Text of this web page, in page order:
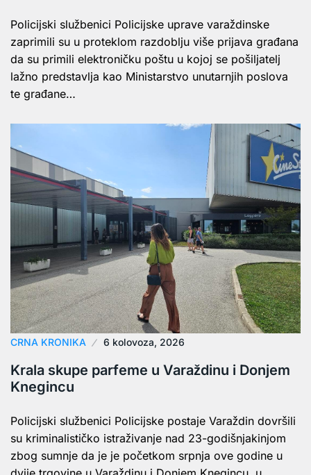
Policijski službenici Policijske uprave varaždinske
zaprimili su u proteklom razdoblju više prijava građana
da su primili elektroničku poštu u kojoj se pošiljatelj
lažno predstavlja kao Ministarstvo unutarnjih poslova
te građane…
CRNA KRONIKA 6 kolovoza, 2026
Krala skupe parfeme u Varaždinu i Donjem
Knegincu
Policijski službenici Policijske postaje Varaždin dovršili
su kriminalističko istraživanje nad 23-godišnjakinjom
zbog sumnje da je je početkom srpnja ove godine u